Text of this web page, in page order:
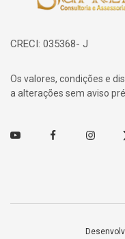
CRECI: 035368- J
Os valores, condições e
a alterações sem aviso
Youtube Facebook